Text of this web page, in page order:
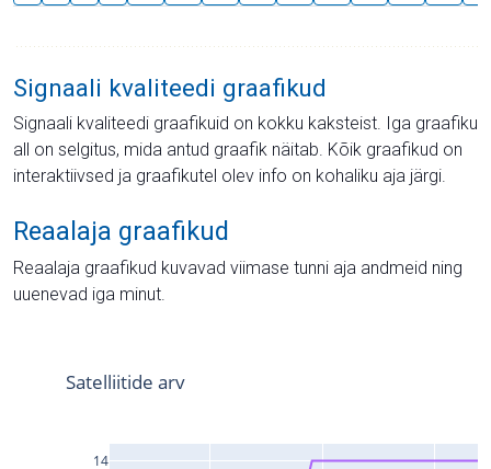
Signaali kvaliteedi graafikud
Signaali kvaliteedi graafikuid on kokku kaksteist. Iga graafiku
all on selgitus, mida antud graafik näitab. Kõik graafikud on
interaktiivsed ja graafikutel olev info on kohaliku aja järgi.
Reaalaja graafikud
Reaalaja graafikud kuvavad viimase tunni aja andmeid ning
uuenevad iga minut.